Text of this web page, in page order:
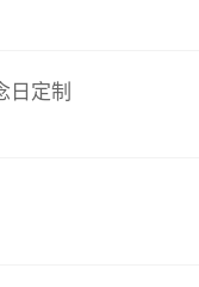
日定制